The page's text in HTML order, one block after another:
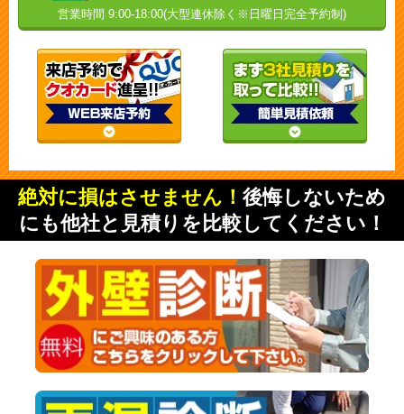
営業時間 9:00-18:00(大型連休除く※日曜日完全予約制)
絶対に損はさせません！ 後悔しないため
にも他社と見積りを比較してください！